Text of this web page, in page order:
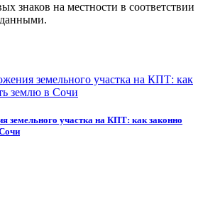
знаков на местности в соответствии
земельного участка на КПТ: как законно